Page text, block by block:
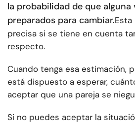
la probabilidad de que alguna
preparados para cambiar.Esta
precisa si se tiene en cuenta
respecto.
Cuando tenga esa estimación,
está dispuesto a esperar,
aceptar que una pareja se
Si no puedes aceptar la